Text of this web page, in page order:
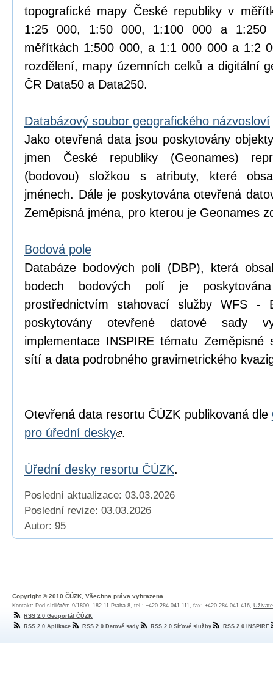
topografické mapy České republiky v
1:25 000, 1:50 000, 1:100 000 a
měřítkách 1:500 000, a 1:1 000 000 a 1:2
rozdělení, mapy územních celků a digitální
ČR Data50 a Data250.
Databázový soubor geografického názvosloví
Jako otevřená data jsou poskytovány
jmen České republiky (Geonames)
(bodovou) složkou s atributy, které
jménech. Dále je poskytována otevřená
Zeměpisná jména, pro kterou je Geonames
Bodová pole
Databáze bodových polí (DBP), která
bodech bodových polí je
prostřednictvím stahovací služby WFS -
poskytovány otevřené datové sady
implementace INSPIRE tématu Zeměpisné
sítí a data podrobného gravimetrického
Otevřená data resortu ČÚZK publikovaná dle
pro úřední desky .
Úřední desky resortu ČÚZK.
Poslední aktualizace: 03.03.2026
Poslední revize: 03.03.2026
Autor: 95
Copyright © 2010 ČÚZK, Všechna práva vyhrazena
Kontakt: Pod sídlištěm 9/1800, 182 11 Praha 8, tel.: +420 284 041 111, fax: +420 284 041 416,
RSS 2.0 Geoportál ČÚZK
RSS 2.0 Aplikace
RSS 2.0 Datové sady RSS 2.0 Síťové služby RSS 2.0 INSPIRE